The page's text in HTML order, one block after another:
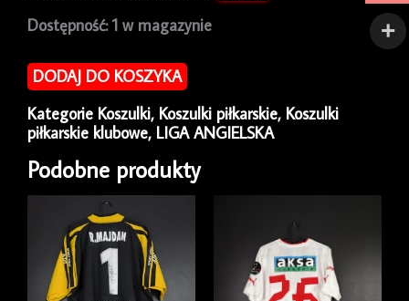
Dostępność: 1 w magazynie
ilość
piłkarska
Arsenal
Away
Adidas
Martinelli
#11
[L]
DODAJ DO KOSZYKA
Kategorie Koszulki, Koszulki piłkarskie, Koszulki
piłkarskie klubowe, LIGA ANGIELSKA
Podobne produkty